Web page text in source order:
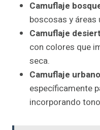
Camuflaje
boscosas y áreas
Camuflaje
con colores que
seca.
Camuflaje
específicamente
incorporando